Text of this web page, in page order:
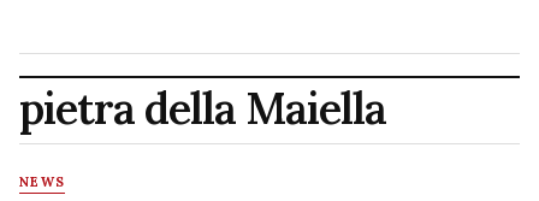
pietra della Maiella
NEWS